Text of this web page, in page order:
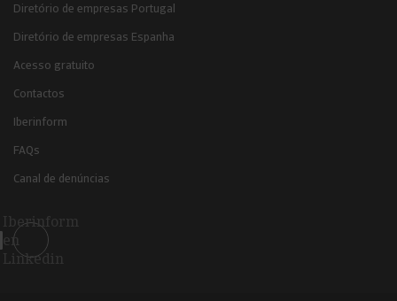
Diretório de empresas Portugal
Diretório de empresas Espanha
Acesso gratuito
Contactos
Iberinform
FAQs
Canal de denúncias
Iberinform
en
Linkedin